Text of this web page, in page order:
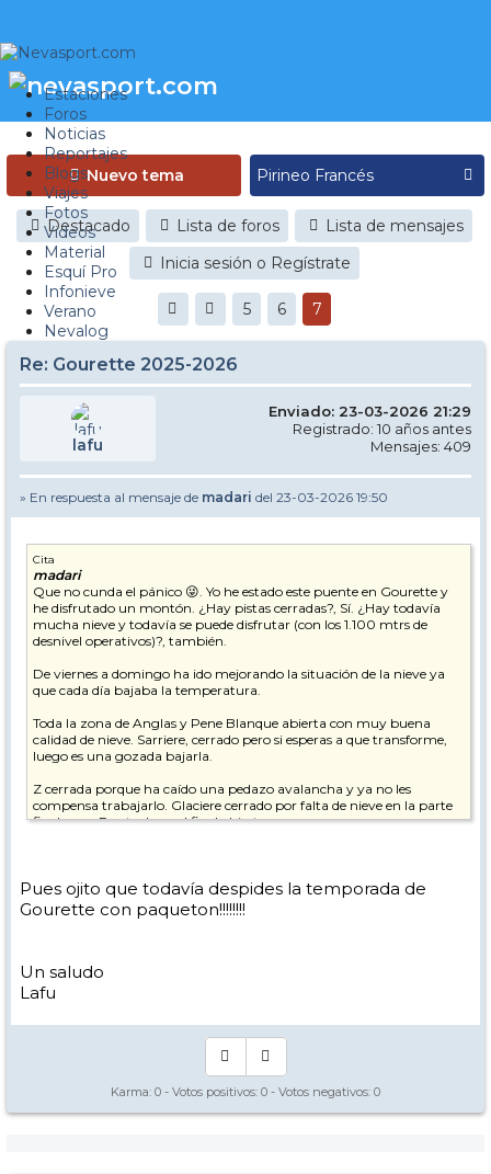
Estaciones
Foros
Noticias
Reportajes
Blogs
Viajes
Fotos
Videos
Material
Esquí Pro
Infonieve
Verano
Nevalog
Nuevo tema
Destacado Lista de foros
Lista de mensajes
Inicia sesión o Regístrate
5 6 7
Re: Gourette 2025-2026
lafu
Enviado: 23-03-2026 21:29
Registrado: 10 años antes
Mensajes: 409
» En respuesta al mensaje de madari del 23-03-2026 19:50
Cita
madari
Que no cunda el pánico 😜. Yo he estado este puente en Gourette y
he disfrutado un montón. ¿Hay pistas cerradas?, Sí. ¿Hay todavía
mucha nieve y todavía se puede disfrutar (con los 1.100 mtrs de
desnivel operativos)?, también.
De viernes a domingo ha ido mejorando la situación de la nieve ya
que cada día bajaba la temperatura.
Toda la zona de Anglas y Pene Blanque abierta con muy buena
calidad de nieve. Sarriere, cerrado pero si esperas a que transforme,
luego es una gozada bajarla.
Z cerrada porque ha caído una pedazo avalancha y ya no les
compensa trabajarlo. Glaciere cerrado por falta de nieve en la parte
final, pero Foret y la azul final abiertas.
Este finde vuelvo y esquío gratis 😜. El sábado, día 20 de N'Py Soucí y
Pues ojito que todavía despides la temporada de
Gourette con paqueton!!!!!!!!
Un saludo
Lafu
Karma: 0 - Votos positivos: 0 - Votos negativos: 0